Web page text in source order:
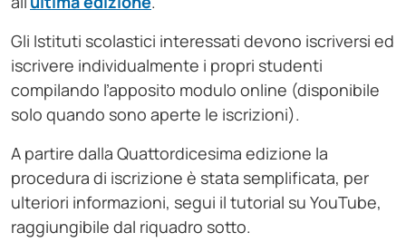
Gli Istituti scolastici interessati devono iscriversi ed
iscrivere individualmente i propri studenti
compilando l’apposito modulo online (disponibile
solo quando sono aperte le iscrizioni).
A partire dalla Quattordicesima edizione la
procedura di iscrizione è stata semplificata, per
ulteriori informazioni, segui il tutorial su YouTube,
raggiungibile dal riquadro sotto.